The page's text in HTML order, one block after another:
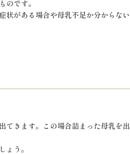
のです。
状がある場合や母乳不足か分からな
きます。この場合詰まった母乳を
ょう。